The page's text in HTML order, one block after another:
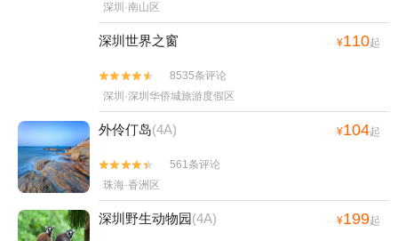
深圳·南山区
深圳世界之窗 ¥110起


8535条评论
深圳·深圳华侨城旅游度假区
外伶仃岛(4A) ¥104起


561条评论
珠海·香洲区
深圳野生动物园(4A) ¥199起